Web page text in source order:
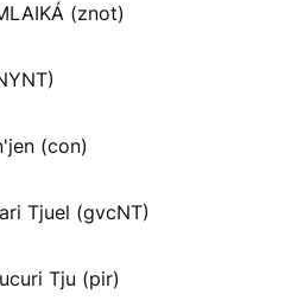
(znot)
(con)
Tjuel (gvcNT)
Tju (pir)